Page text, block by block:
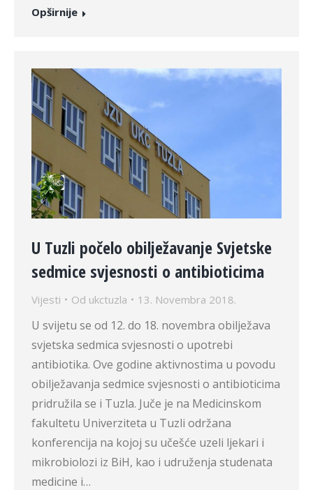
Opširnije
U Tuzli počelo obilježavanje Svjetske
sedmice svjesnosti o antibioticima
Vijesti Od ukctuzla 13. Novembra 2018.
U svijetu se od 12. do 18. novembra obilježava
svjetska sedmica svjesnosti o upotrebi
antibiotika. Ove godine aktivnostima u povodu
obilježavanja sedmice svjesnosti o antibioticima
pridružila se i Tuzla. Juče je na Medicinskom
fakultetu Univerziteta u Tuzli održana
konferencija na kojoj su učešće uzeli ljekari i
mikrobiolozi iz BiH, kao i udruženja studenata
medicine i…